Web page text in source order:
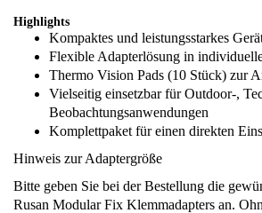
Highlights
Kompaktes und leistungsstarkes
Flexible Adapterlösung in
Thermo Vision Pads (10 Stück) zur
Vielseitig einsetzbar für Outdoor-,
Beobachtungsanwendungen
Komplettpaket für einen direkten
Hinweis zur Adaptergröße
Bitte geben Sie bei der Bestellung die
Rusan Modular Fix Klemmadapters an.